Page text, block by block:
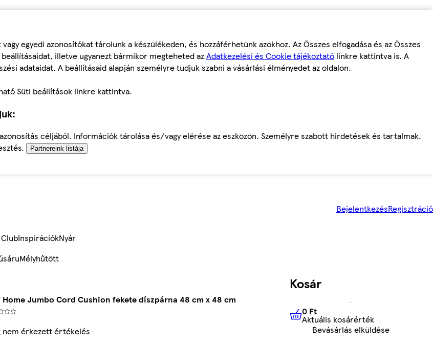
egyedi azonosítókat tárolunk a készülékeden, és hozzáférhetünk azokhoz. Az Összes elfogadása és az Összes
illetve ugyanezt bármikor megteheted azAdatkezelési és Cookie tájékoztató linkre kattintva is. A
adataidat. A beállításaid alapján személyre tudjuk szabni a vásárlási élményedet az oldalon.
Süti beállítások linkre kattintva.
céljából. Információk tárolása és/vagy elérése az eszközön. Személyre szabott hirdetések és tartalmak,
Partnereink listája
BejelentkezésRegisztráció
InspirációkNyár
Mélyhűtött
Home Jumbo Cord Cushion fekete díszpárna 48 cm x 48 cm
nem érkezett értékelés
Kosár
0 FtAktuális kosárérték
0 Ft
Aktuális kosárérték
Bevásárlás elküldése